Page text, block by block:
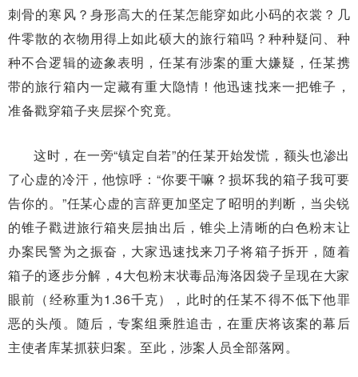
刺骨的寒风？身形高大的任某怎能穿如此小码的衣裳？几
件零散的衣物用得上如此硕大的旅行箱吗？种种疑问、种
种不合逻辑的迹象表明，任某有涉案的重大嫌疑，任某携
带的旅行箱内一定藏有重大隐情！他迅速找来一把锥子，
准备戳穿箱子夹层探个究竟。
这时，在一旁“镇定自若”的任某开始发慌，额头也渗出
了心虚的冷汗，他惊呼：“你要干嘛？损坏我的箱子我可要
告你的。”任某心虚的言辞更加坚定了昭明的判断，当尖锐
的锥子戳进旅行箱夹层抽出后，锥尖上清晰的白色粉末让
办案民警为之振奋，大家迅速找来刀子将箱子拆开，随着
箱子的逐步分解，4大包粉末状毒品海洛因袋子呈现在大家
眼前（经称重为1.36千克），此时的任某不得不低下他罪
恶的头颅。随后，专案组乘胜追击，在重庆将该案的幕后
主使者库某抓获归案。至此，涉案人员全部落网。